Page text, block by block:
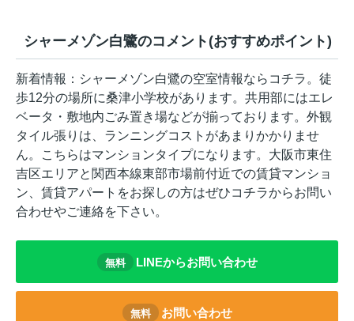
シャーメゾン白鷺のコメント(おすすめポイント)
新着情報：シャーメゾン白鷺の空室情報ならコチラ。徒
歩12分の場所に桑津小学校があります。共用部にはエレ
ベータ・敷地内ごみ置き場などが揃っております。外観
タイル張りは、ランニングコストがあまりかかりませ
ん。こちらはマンションタイプになります。大阪市東住
吉区エリアと関西本線東部市場前付近での賃貸マンショ
ン、賃貸アパートをお探しの方はぜひコチラからお問い
合わせやご連絡を下さい。
無料 LINEからお問い合わせ
無料 お問い合わせ